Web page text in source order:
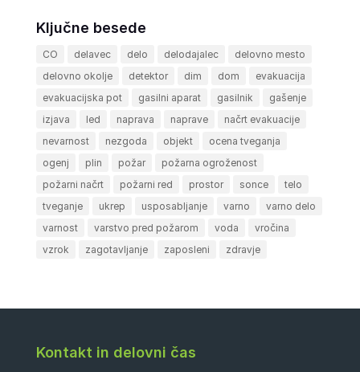
Ključne besede
CO delavec delo delodajalec
delovno mesto
delovno okolje
detektor dim dom
evakuacija
evakuacijska pot
gasilni aparat gasilnik
gašenje
izjava
led naprava naprave
načrt evakuacije
nevarnost
nezgoda objekt
ocena tveganja
ogenj
plin požar
požarna ogroženost
požarni načrt
požarni red prostor sonce
telo
tveganje
ukrep usposabljanje varno
varno delo
varnost
varstvo pred požarom voda
vročina
vzrok
zagotavljanje zaposleni zdravje
Kontakt in delovni čas